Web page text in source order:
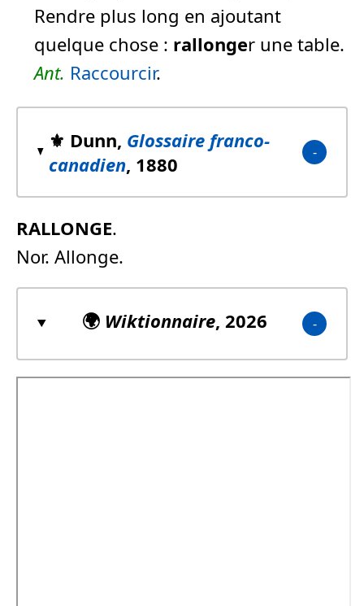
Rendre plus long en ajoutant
quelque chose : rallonger une table.
Ant. Raccourcir.
⚜️ Dunn, Glossaire franco-
canadien, 1880
RALLONGE.
Nor. Allonge.
🌍 Wiktionnaire, 2026